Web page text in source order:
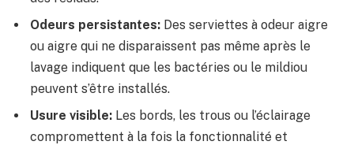
Odeurs persistantes: Des serviettes à odeur aigre
ou aigre qui ne disparaissent pas même après le
lavage indiquent que les bactéries ou le mildiou
peuvent s’être installés.
Usure visible: Les bords, les trous ou l’éclairage
compromettent à la fois la fonctionnalité et